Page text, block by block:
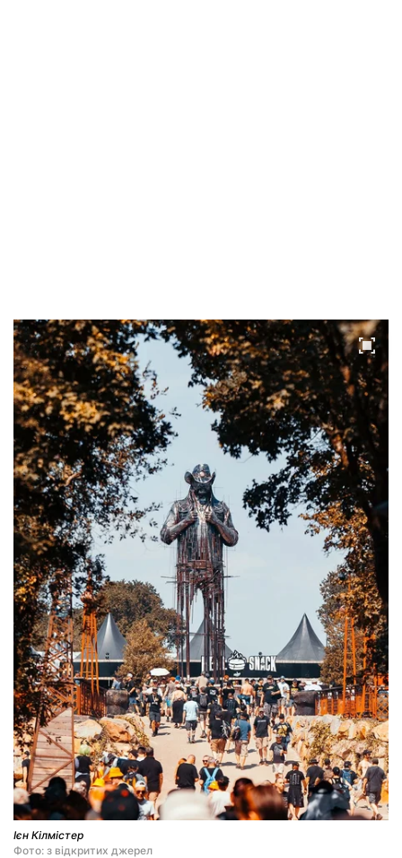
Ієн Кілмістер
Фото: з відкритих джерел